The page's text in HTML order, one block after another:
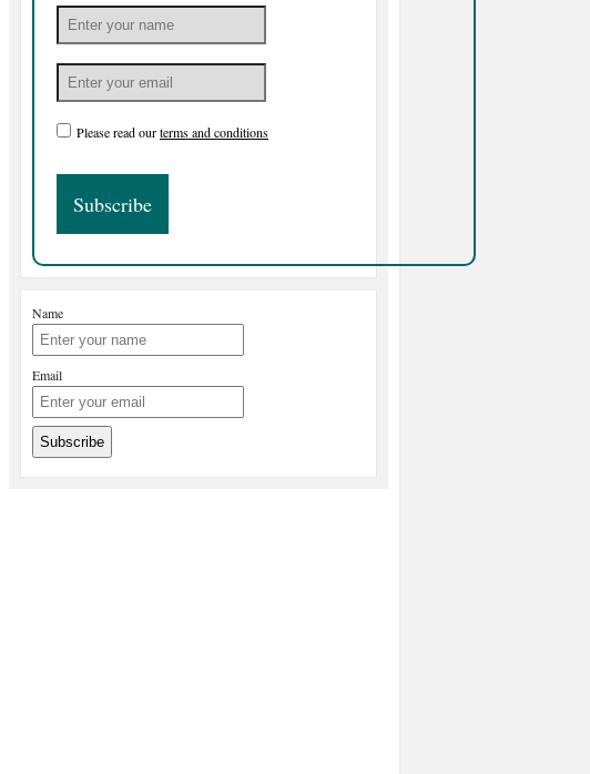
Please read ourterms and conditions
Name
Email